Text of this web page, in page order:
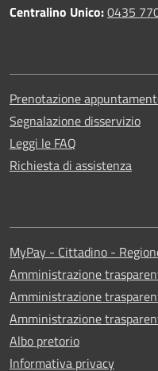
Centralino Unico:0435
Prenotazione
Segnalazione disservizio
Leggi le FAQ
Richiesta di assistenza
MyPay - Cittadino -
Amministrazione
Amministrazione
Amministrazione
Albo pretorio
Informativa privacy